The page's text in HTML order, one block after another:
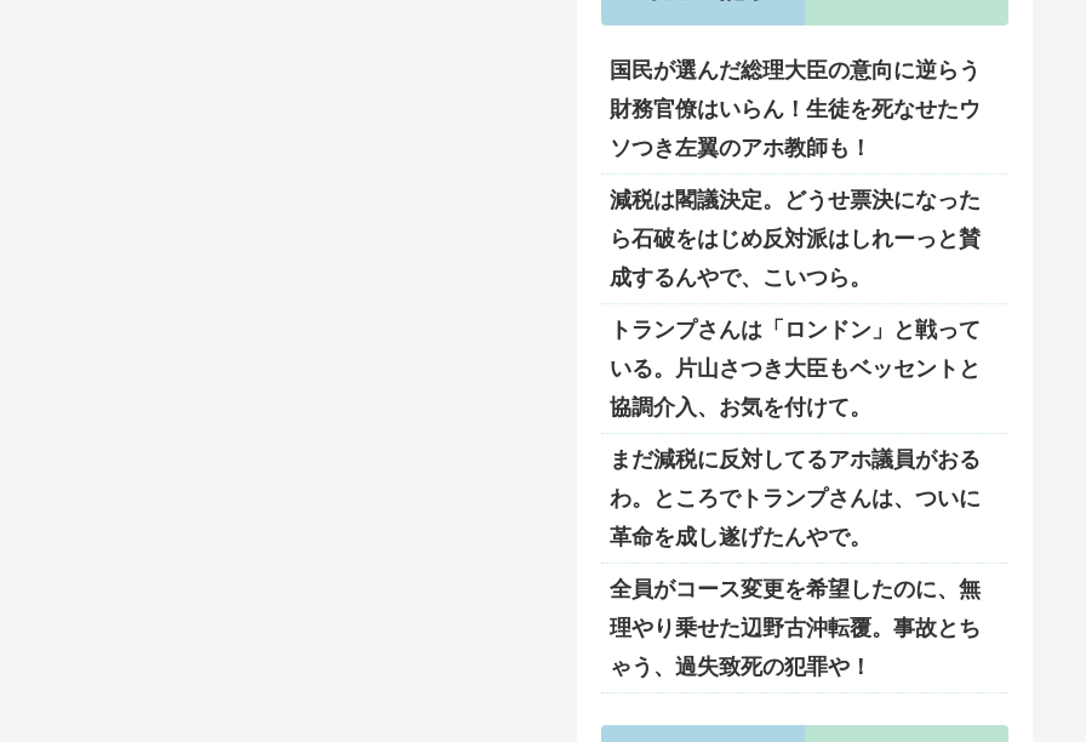
国民が選んだ総理大臣の意向に逆らう
財務官僚はいらん！生徒を死なせたウ
ソつき左翼のアホ教師も！
減税は閣議決定。どうせ票決になった
ら石破をはじめ反対派はしれーっと賛
成するんやで、こいつら。
トランプさんは「ロンドン」と戦って
いる。片山さつき大臣もベッセントと
協調介入、お気を付けて。
まだ減税に反対してるアホ議員がおる
わ。ところでトランプさんは、ついに
革命を成し遂げたんやで。
全員がコース変更を希望したのに、無
理やり乗せた辺野古沖転覆。事故とち
ゃう、過失致死の犯罪や！